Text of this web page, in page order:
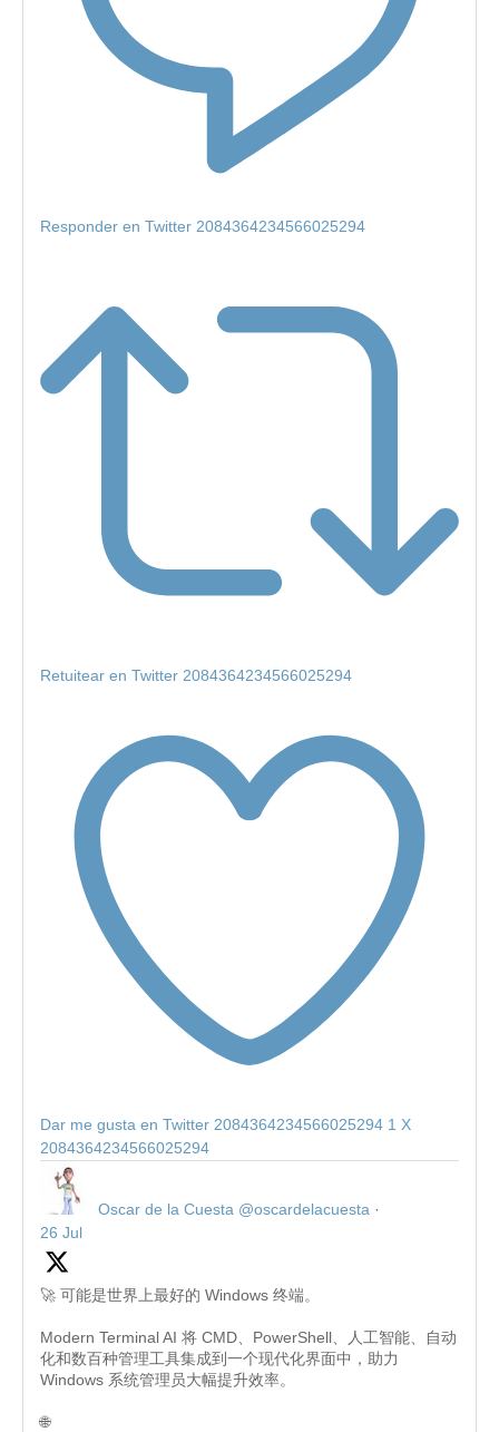
Responder en Twitter 2084364234566025294
Retuitear en Twitter 2084364234566025294
Dar me gusta en Twitter 2084364234566025294 1 X
2084364234566025294
Oscar de la Cuesta @oscardelacuesta ·
26 Jul
🚀 可能是世界上最好的 Windows 终端。
Modern Terminal AI 将 CMD、PowerShell、人工智能、自动
化和数百种管理工具集成到一个现代化界面中，助力
Windows 系统管理员大幅提升效率。
🌐